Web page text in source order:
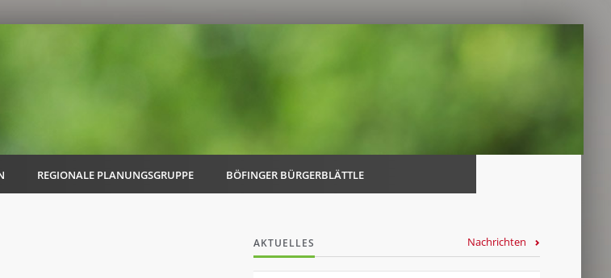
REGIONALE PLANUNGSGRUPPE BÖFINGER BÜRGERBLÄTTLE
AKTUELLES Nachrichten